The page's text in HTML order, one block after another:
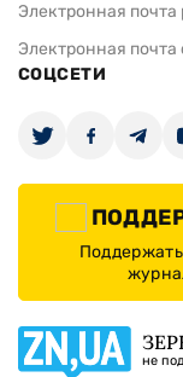
Электронная
Электронная
СОЦСЕТИ
не